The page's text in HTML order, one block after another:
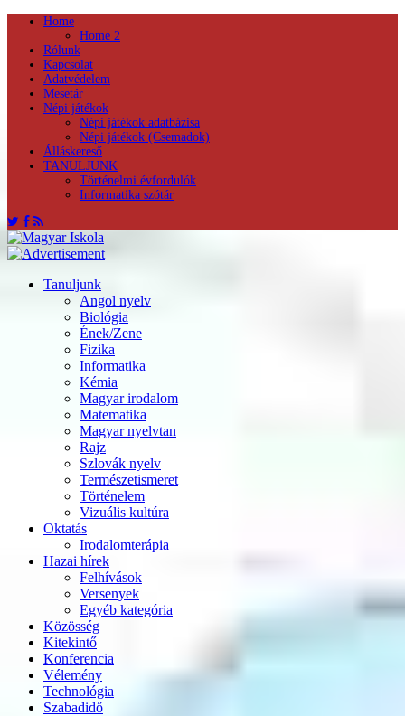
Home
Home 2
Rólunk
Kapcsolat
Adatvédelem
Mesetár
Népi játékok
Népi játékok adatbázisa
Népi játékok (Csemadok)
Álláskereső
TANULJUNK
Történelmi évfordulók
Informatika szótár
Tanuljunk
Angol nyelv
Biológia
Ének/Zene
Fizika
Informatika
Kémia
Magyar irodalom
Matematika
Magyar nyelvtan
Rajz
Szlovák nyelv
Természetismeret
Történelem
Vizuális kultúra
Oktatás
Irodalomterápia
Hazai hírek
Felhívások
Versenyek
Egyéb kategória
Közösség
Kitekintő
Konferencia
Vélemény
Technológia
Szabadidő